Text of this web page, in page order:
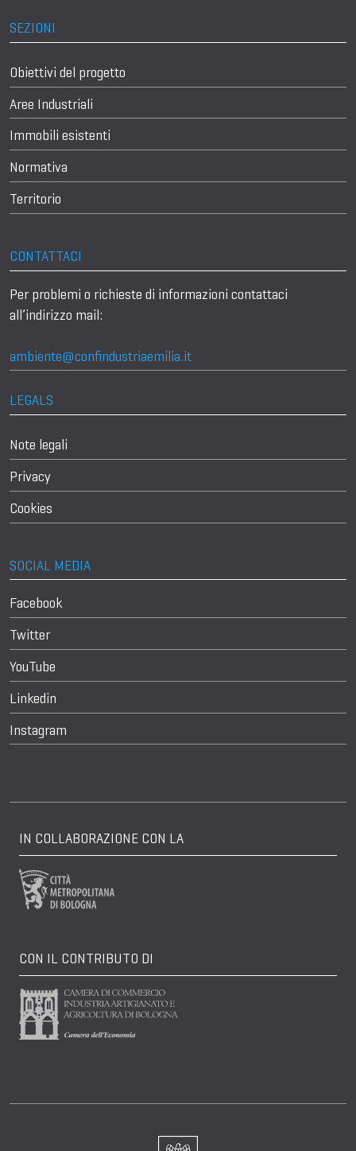
SEZIONI
Obiettivi del progetto
Aree Industriali
Immobili esistenti
Normativa
Territorio
CONTATTACI
Per problemi o richieste di informazioni contattaci
all’indirizzo mail:
ambiente@confindustriaemilia.it
LEGALS
Note legali
Privacy
Cookies
SOCIAL MEDIA
Facebook
Twitter
YouTube
Linkedin
Instagram
IN COLLABORAZIONE CON LA
CON IL CONTRIBUTO DI